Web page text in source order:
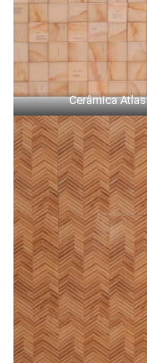
Cerâmica Atlas